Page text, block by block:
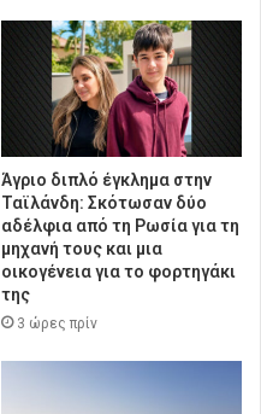
Άγριο διπλό έγκλημα στην
Ταϊλάνδη: Σκότωσαν δύο
αδέλφια από τη Ρωσία για τη
μηχανή τους και μια
οικογένεια για το φορτηγάκι
της
3 ώρες πρίν